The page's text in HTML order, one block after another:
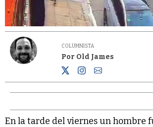
COLUMNISTA
Por Old James
En la tarde del viernes un hombre